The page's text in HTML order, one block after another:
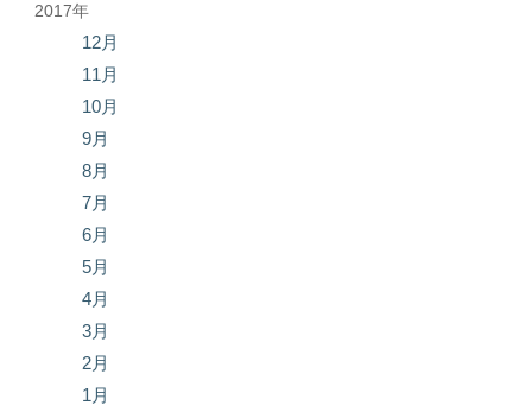
2017年
12月
11月
10月
9月
8月
7月
6月
5月
4月
3月
2月
1月